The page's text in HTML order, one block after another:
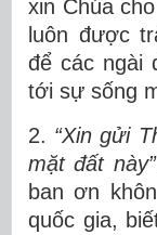
xin Chúa
luôn được
để các ngài
tới sự sống
2. “Xin gửi
mặt đất này”
ban ơn
quốc gia,